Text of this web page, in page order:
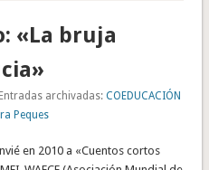
«La bruja
archivadas:COEDUCACIÓN
Peques
en 2010 a «Cuentos cortos